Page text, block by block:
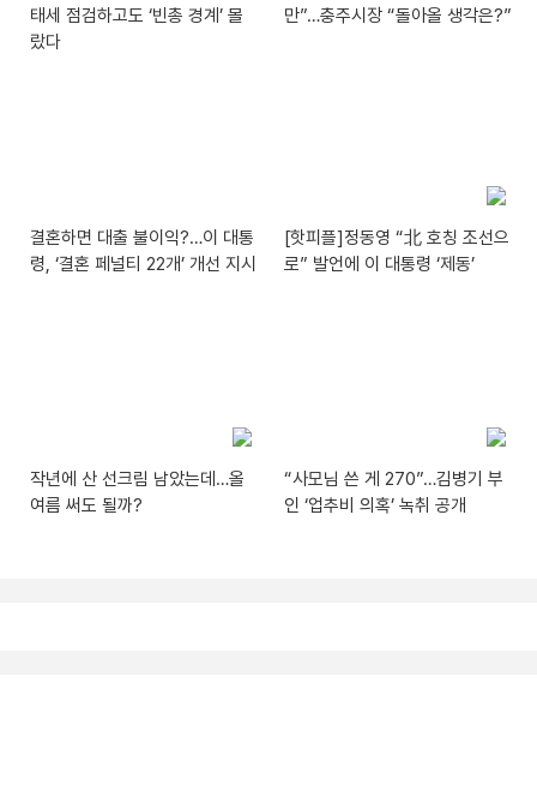
태세 점검하고도 ‘빈총 경계’ 몰
랐다
만”…충주시장 “돌아올 생각은?”
결혼하면 대출 불이익?…이 대통
령, ‘결혼 페널티 22개’ 개선 지시
[핫피플]정동영 “北 호칭 조선으
로” 발언에 이 대통령 ‘제동’
작년에 산 선크림 남았는데…올
여름 써도 될까?
“사모님 쓴 게 270”…김병기 부
인 ‘업추비 의혹’ 녹취 공개